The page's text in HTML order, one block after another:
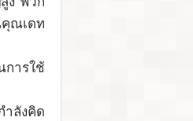
คุณเดท
การใช้
ลังคิด